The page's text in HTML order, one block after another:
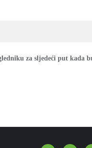
za sljedeći put kada